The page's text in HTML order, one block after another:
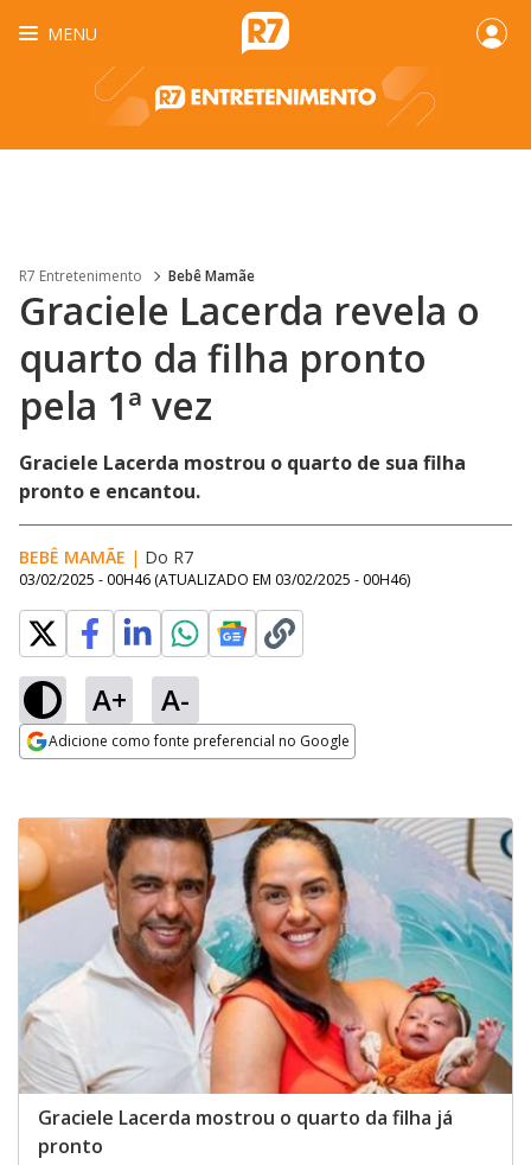
MENU
R7 Entretenimento Bebê Mamãe
Graciele Lacerda revela o
quarto da filha pronto
pela 1ª vez
Graciele Lacerda mostrou o quarto de sua filha
pronto e encantou.
BEBÊ MAMÃE | Do R7
03/02/2025 - 00H46 (ATUALIZADO EM 03/02/2025 - 00H46)
A+ A-
Adicione como fonte preferencial no Google
Graciele Lacerda mostrou o quarto da filha já
pronto